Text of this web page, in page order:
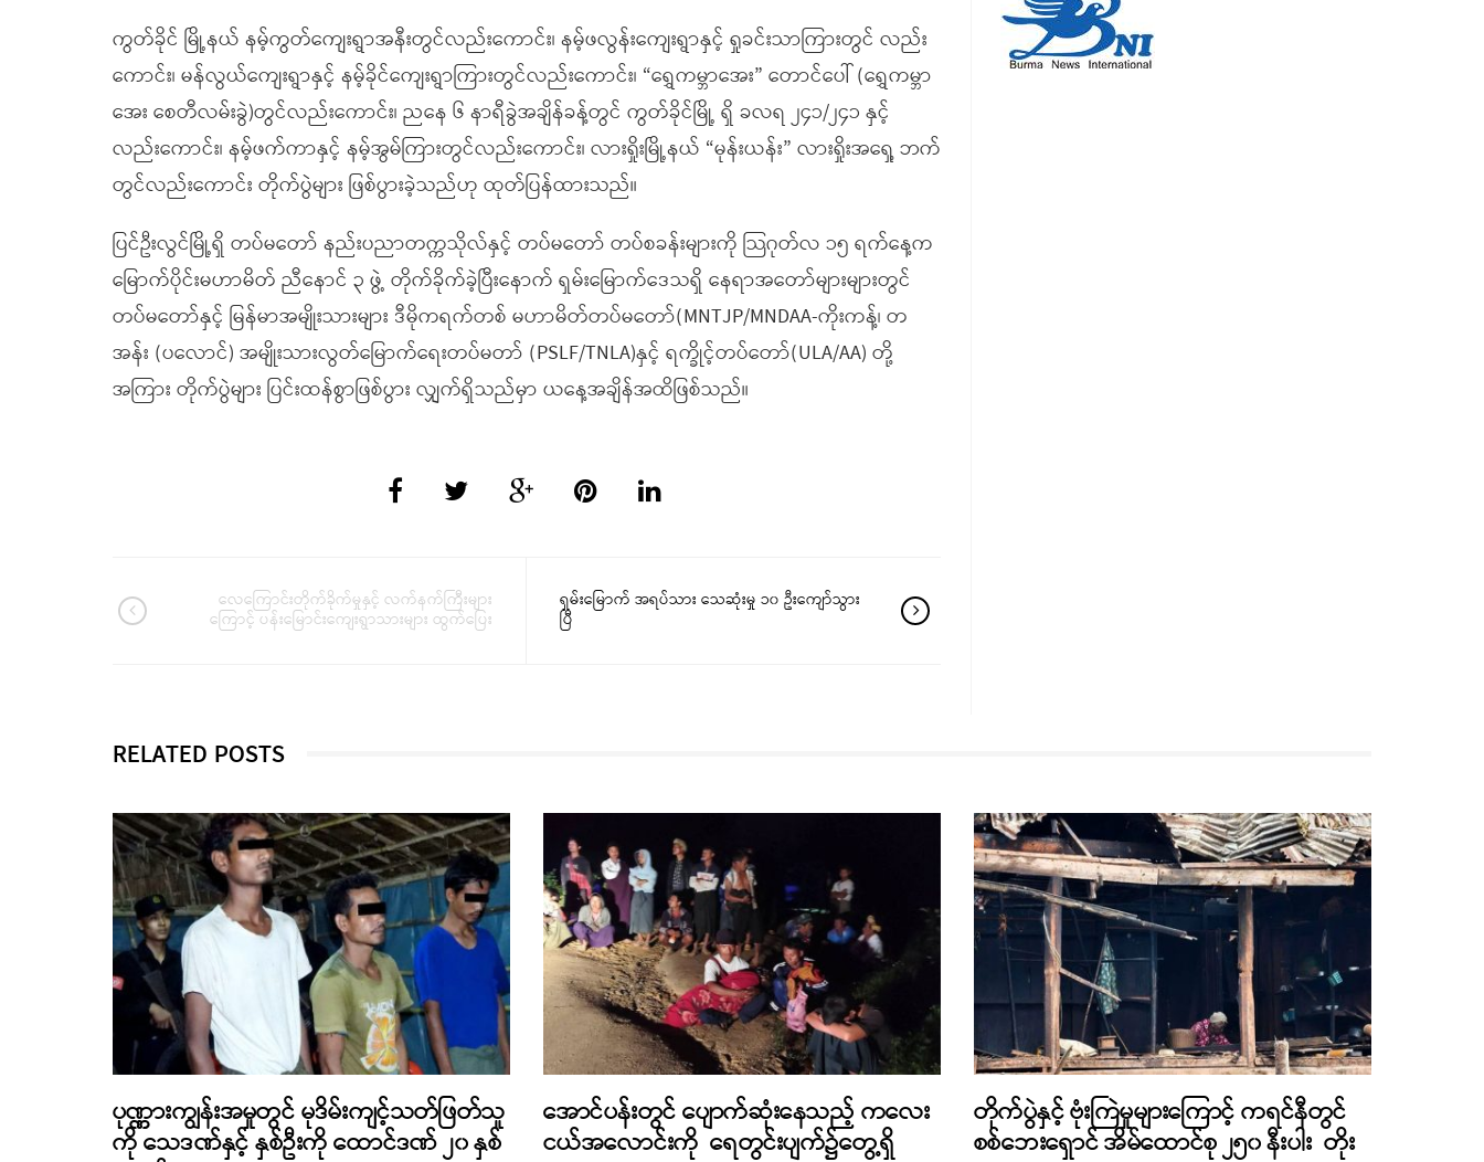
ကွတ်ခိုင် မြို့နယ် နမ့်ကွတ်ကျေးရွာအနီးတွင်လည်းကောင်း၊ နမ့်ဖလွန်းကျေးရွာနှင့် ရှုခင်းသာကြားတွင် လည်း
ကောင်း၊ မန်လွယ်ကျေးရွာနှင့် နမ့်ခိုင်ကျေးရွာကြားတွင်လည်းကောင်း၊ “ရွှေကမ္ဘာအေး” တောင်ပေါ် (ရွှေကမ္ဘာ
အေး စေတီလမ်းခွဲ)တွင်လည်းကောင်း၊ ညနေ ၆ နာရီခွဲအချိန်ခန့်တွင် ကွတ်ခိုင်မြို့ ရှိ ခလရ ၂၄၁/၂၄၁ နှင့်
လည်းကောင်း၊ နမ့်ဖက်ကာနှင့် နမ့်အွမ်ကြားတွင်လည်းကောင်း၊ လားရှိုးမြို့နယ် “မုန်းယန်း” လားရှိုးအရှေ့ ဘက်
တွင်လည်းကောင်း တိုက်ပွဲများ ဖြစ်ပွားခဲ့သည်ဟု ထုတ်ပြန်ထားသည်။
ပြင်ဦးလွင်မြို့ရှိ တပ်မတော် နည်းပညာတက္ကသိုလ်နှင့် တပ်မတော် တပ်စခန်းများကို သြဂုတ်လ ၁၅ ရက်နေ့က
မြောက်ပိုင်းမဟာမိတ် ညီနောင် ၃ ဖွဲ့ တိုက်ခိုက်ခဲ့ပြီးနောက် ရှမ်းမြောက်ဒေသရှိ နေရာအတော်များများတွင်
တပ်မတော်နှင့် မြန်မာအမျိုးသားများ ဒီမိုကရက်တစ် မဟာမိတ်တပ်မတော်(MNTJP/MNDAA-ကိုးကန့်၊ တ
အန်း (ပလောင်) အမျိုးသားလွတ်မြောက်ရေးတပ်မတာ် (PSLF/TNLA)နှင့် ရက္ခိုင့်တပ်တော်(ULA/AA) တို့
အကြား တိုက်ပွဲများ ပြင်းထန်စွာဖြစ်ပွား လျှက်ရှိသည်မှာ ယနေ့အချိန်အထိဖြစ်သည်။
လေကြောင်းတိုက်ခိုက်မှုနှင့် လက်နက်ကြီးများ
ကြောင့် ပန်းမြောင်းကျေးရွာသားများ ထွက်ပြေး
ရှမ်းမြောက် အရပ်သား သေဆုံးမှု ၁၀ ဦးကျော်သွား
ပြီ
RELATED POSTS
ပုဏ္ဏားကျွန်းအမှုတွင် မုဒိမ်းကျင့်သတ်ဖြတ်သူ
ကို သေဒဏ်နှင့် နှစ်ဦးကို ထောင်ဒဏ် ၂၀ နှစ်
အောင်ပန်းတွင် ပျောက်ဆုံးနေသည့် ကလေး
ငယ်အလောင်းကို ရေတွင်းပျက်၌တွေ့ရှိ
တိုက်ပွဲနှင့် ဗုံးကြဲမှုများကြောင့် ကရင်နီတွင်
စစ်ဘေးရှောင် အိမ်ထောင်စု ၂၅၀ နီးပါး တိုး